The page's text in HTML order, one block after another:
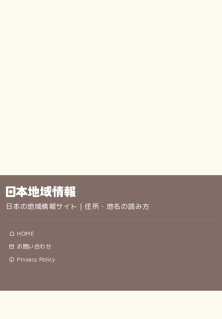
日本の地域情報サイト｜住所・地名の読み方
HOME
お問い合わせ
Privacy Policy